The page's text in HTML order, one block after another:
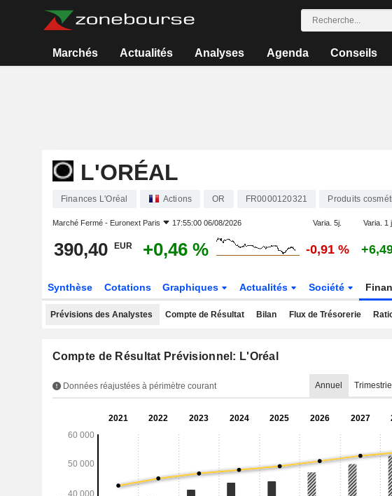
Marchés Actualités Analyses Agenda Conseils
L'ORÉAL
Finances L'Oréal Actions OR FR0000120321 Produits
Marché Fermé - Euronext Paris 17:55:00 06/08/2026 Varia. 5j. Varia. 1
390,40 EUR +0,46 % -0,91 %
Synthèse Cotations Graphiques Actualités Société
Prévisions des Analystes Compte de Résultat Bilan Flux de Trésorerie
Compte de Résultat Prévisionnel: L'Oréal
Données réajustées à périmètre courant Annuel Trimestriel